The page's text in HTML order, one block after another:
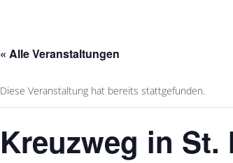
« Alle Veranstaltungen
Diese Veranstaltung hat bereits stattgefunden.
Kreuzweg in St.